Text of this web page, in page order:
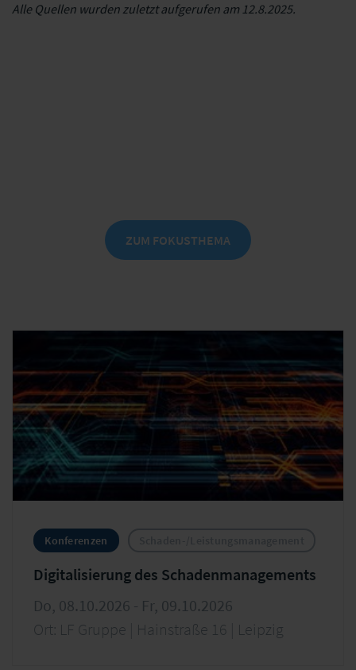
Alle Quellen wurden zuletzt aufgerufen am 12.8.2025.
ZUM FOKUSTHEMA
Konferenzen
Digitalisierung des Schadenmanagements
Do, 08.10.2026 - Fr, 09.10.2026
Ort: LF Gruppe | Hainstraße 16 | Leipzig